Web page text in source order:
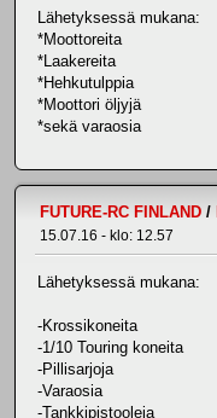
Lähetyksessä mukana:
*Moottoreita
*Laakereita
*Hehkutulppia
*Moottori öljyjä
*sekä varaosia
FUTURE-RC FINLAND /
15.07.16 - klo: 12.57
Lähetyksessä mukana:
-Krossikoneita
-1/10 Touring koneita
-Pillisarjoja
-Varaosia
-Tankkipistooleja